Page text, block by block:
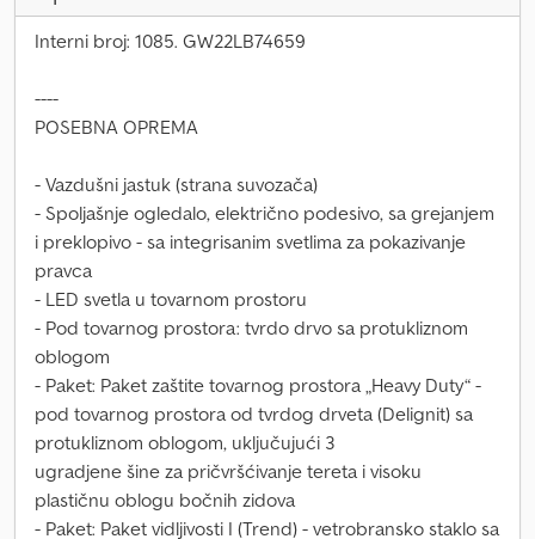
Interni broj: 1085. GW22LB74659
----
POSEBNA OPREMA
- Vazdušni jastuk (strana suvozača)
- Spoljašnje ogledalo, električno podesivo, sa grejanjem
i preklopivo - sa integrisanim svetlima za pokazivanje
pravca
- LED svetla u tovarnom prostoru
- Pod tovarnog prostora: tvrdo drvo sa protukliznom
oblogom
- Paket: Paket zaštite tovarnog prostora „Heavy Duty“ -
pod tovarnog prostora od tvrdog drveta (Delignit) sa
protukliznom oblogom, uključujući 3
ugradjene šine za pričvršćivanje tereta i visoku
plastičnu oblogu bočnih zidova
- Paket: Paket vidljivosti I (Trend) - vetrobransko staklo sa